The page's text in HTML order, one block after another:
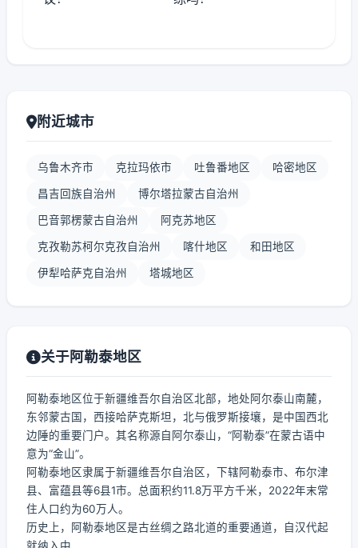
附近城市
乌鲁木齐市 克拉玛依市 吐鲁番地区 哈密地区
昌吉回族自治州 博尔塔拉蒙古自治州
巴音郭楞蒙古自治州 阿克苏地区
克孜勒苏柯尔克孜自治州 喀什地区 和田地区
伊犁哈萨克自治州 塔城地区
关于阿勒泰地区
阿勒泰地区位于新疆维吾尔自治区北部，地处阿尔泰山南麓，
东邻蒙古国，西接哈萨克斯坦，北与俄罗斯接壤，是中国西北
边陲的重要门户。其名称源自阿尔泰山，“阿勒泰”在蒙古语中
意为“金山”。
阿勒泰地区隶属于新疆维吾尔自治区，下辖阿勒泰市、布尔津
县、富蕴县等6县1市。总面积约11.8万平方千米，2022年末常
住人口约为60万人。
历史上，阿勒泰地区是古丝绸之路北道的重要通道，自汉代起